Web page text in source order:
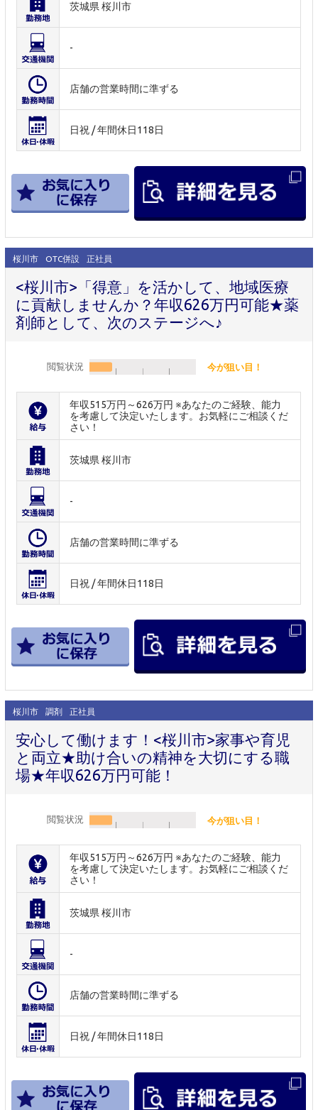
茨城県 桜川市
-
店舗の営業時間に準ずる
日祝 / 年間休日118日
桜川市 OTC併設 正社員
<桜川市>「得意」を活かして、地域医療
に貢献しませんか？年収626万円可能★薬
剤師として、次のステージへ♪
閲覧状況 今が狙い目！
年収515万円～626万円 ※あなたのご経験、能力
を考慮して決定いたします。お気軽にご相談くだ
さい！
茨城県 桜川市
-
店舗の営業時間に準ずる
日祝 / 年間休日118日
桜川市 調剤 正社員
安心して働けます！<桜川市>家事や育児
と両立★助け合いの精神を大切にする職
場★年収626万円可能！
閲覧状況 今が狙い目！
年収515万円～626万円 ※あなたのご経験、能力
を考慮して決定いたします。お気軽にご相談くだ
さい！
茨城県 桜川市
-
店舗の営業時間に準ずる
日祝 / 年間休日118日